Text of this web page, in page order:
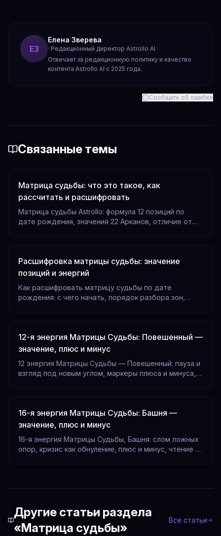
ЕЗ
Елена Зверева
· Редакционный директор Astrollo AI
Отвечает за редакционную политику и качество
контента Astrollo AI с 2025 года.
Сообщить об ошибке
Связанные темы
Матрица судьбы: что это такое, как
рассчитать и расшифровать
Матрица судьбы Astrollo: формула 12 позиций по
дате рождения, значения 22 Арканов, отличие от
Расшифровка матрицы судьбы: значение
позиций и энергий
Как расшифровать матрицу судьбы по дате
рождения: с чего начать, порядок разбора зон,
12-я энергия Матрицы Судьбы: Повешенный —
значение, плюс и минус
12 энергия Матрицы Судьбы — Повешенный: пауза и
взгляд под новым углом, маркеры плюса и минуса,
16-я энергия Матрицы Судьбы: Башня —
значение, плюс и минус
16-я энергия Матрицы Судьбы, Башня: слом ложных
опор, кризис как обнуление, плюс и минус, чтение в
Другие статьи раздела
«Матрица судьбы»
Все статьи